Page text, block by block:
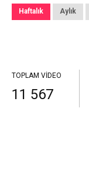
Haftalık Aylık
TOPLAM VIDEO
11 567